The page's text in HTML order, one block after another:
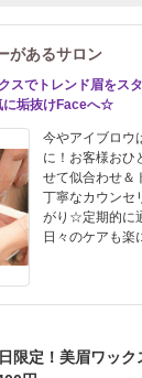
があるサロン
スでトレンド眉をス
に垢抜けFaceへ☆
今やアイブロウ
に！お客様おひ
せて似合わせ＆
丁寧なカウンセ
がり☆定期的に
日々のケアも楽
限定！美眉ワック